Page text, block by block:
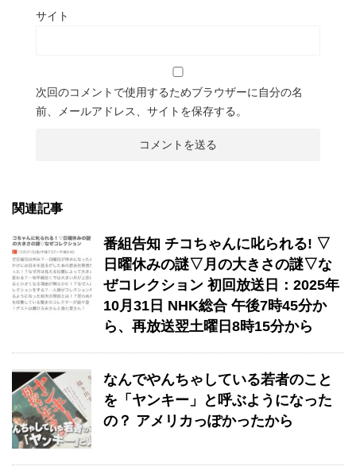
サイト
次回のコメントで使用するためブラウザーに自分の名
前、メールアドレス、サイトを保存する。
関連記事
番組告知 チコちゃんに叱られる! ▽
日曜休みの謎▽月の大きさの謎▽な
ぜコレクション 初回放送日：2025年
10月31日 NHK総合 午後7時45分か
ら、再放送翌土曜日8時15分から
なんでやんちゃしている若者のこと
を「ヤンキー」と呼ぶようになった
の？ アメリカっぽかったから